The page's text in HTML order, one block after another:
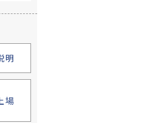
明
場